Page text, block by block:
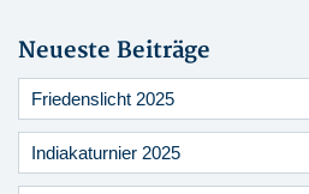
Neueste Beiträge
Friedenslicht 2025
Indiakaturnier 2025